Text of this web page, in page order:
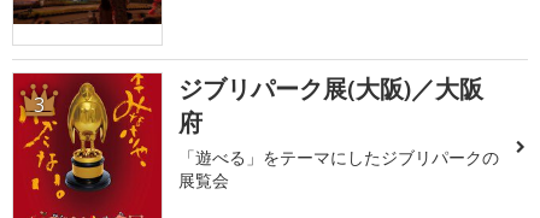
3
ジブリパーク展(大阪)／大阪
府
「遊べる」をテーマにしたジブリパークの
展覧会